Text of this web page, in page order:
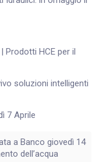
Prodotti HCE per il
soluzioni intelligenti
7 Aprile
a Banco giovedì 14
dell’acqua